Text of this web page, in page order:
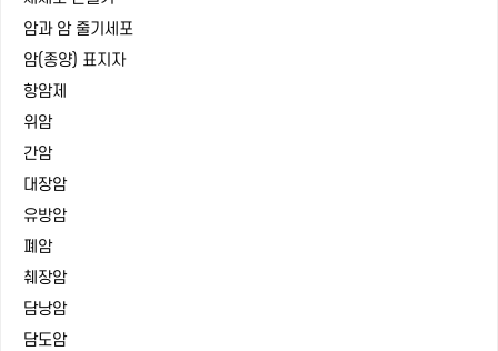
암과 암 줄기세포
암(종양) 표지자
항암제
위암
간암
대장암
유방암
폐암
췌장암
담낭암
담도암